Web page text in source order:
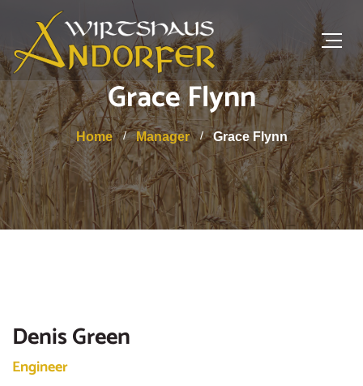
Grace Flynn
Home Manager Grace Flynn
Denis Green
Engineer